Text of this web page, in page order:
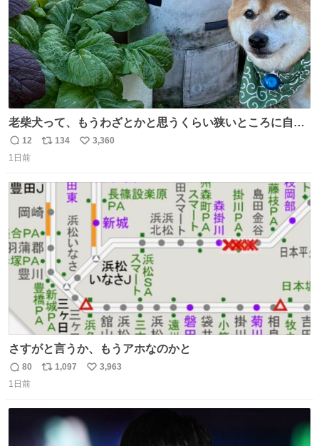
老柴犬って、もうわざとかと思うくらい狭いところに自ら
はまりにいくじゃないですか？ 今朝ガーデニングしてる飼
い主の間にはまってきて、最高に可愛かった♥️
返
信
12
リ
ト
数
134
い
3,360
1日前
さすがと言うか、もうアホなのかと
返
信
80
リ
ト
数
1,097
い
3,963
1日前